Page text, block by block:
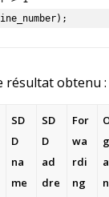
résultat obtenu :
SD
D
na
me
SD
D
ad
dre
For
wa
rdi
ng